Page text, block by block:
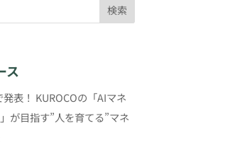
検索
ス
発表！ KUROCOの「AIマネ
が目指す”人を育てる”マネ